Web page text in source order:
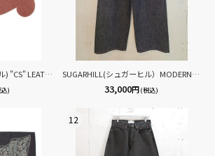
SUGARHILL(シュガーヒル) "CS" LEATHER AIR FREASHNER 26881002
)
SUGARHILL(シュガーヒル）MODERN DENIM PANTS WIDE CUT MODERN002
33,000円(税込)
12